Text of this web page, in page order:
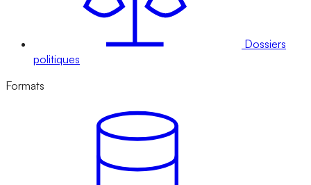
Dossiers
politiques
Formats